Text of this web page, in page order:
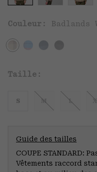
Couleur: Badlands
Taille:
S M L
Guide des tailles
COUPE STANDARD:
Vêtements raccord